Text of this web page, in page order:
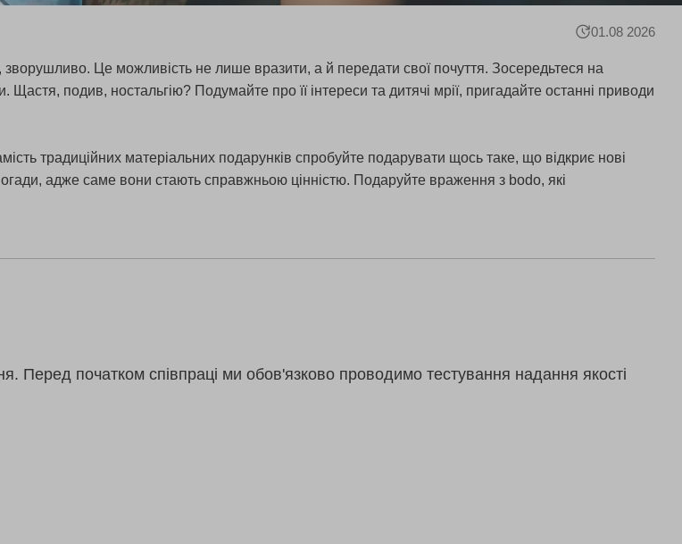
01.08 2026
Це можливість не лише вразити, а й передати свої почуття. Зосередьтеся на
подив, ностальгію? Подумайте про її інтереси та дитячі мрії, пригадайте останні приводи
традиційних матеріальних подарунків спробуйте подарувати щось таке, що відкриє нові
адже саме вони стають справжньою цінністю. Подаруйте враження з bodo, які
початком співпраці ми обов'язково проводимо тестування надання якості